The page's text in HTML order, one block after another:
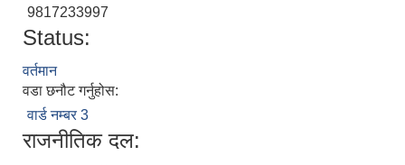
9817233997
Status:
वर्तमान
वडा छनौट गर्नुहोस:
वार्ड नम्बर 3
राजनीतिक दल: